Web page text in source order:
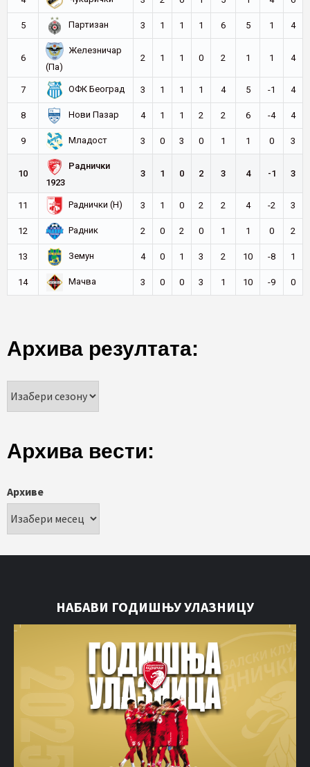
5 Партизан 3 1 1 1 6 5 1 4
6
Железничар
(Па)
2 1 1 0 2 1 1 4
7 ОФК Београд 3 1 1 1 4 5 -1 4
8 Нови Пазар 4 1 1 2 2 6 -4 4
9 Младост 3 0 3 0 1 1 0 3
10
Раднички
1923
3 1 0 2 3 4 -1 3
11 Раднички (Н) 3 1 0 2 2 4 -2 3
12 Радник 2 0 2 0 1 1 0 2
13 Земун 4 0 1 3 2 10 -8 1
14 Мачва 3 0 0 3 1 10 -9 0
Архива резултата:
Архива вести:
Архиве
НАБАВИ ГОДИШЊУ УЛАЗНИЦУ